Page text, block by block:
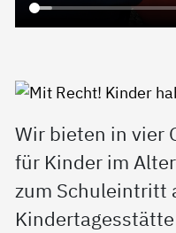
Wir bieten in vier
für Kinder im
zum Schuleintritt